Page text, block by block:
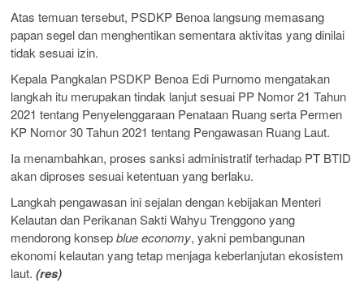
Atas temuan tersebut, PSDKP Benoa langsung memasang
papan segel dan menghentikan sementara aktivitas yang dinilai
tidak sesuai izin.
Kepala Pangkalan PSDKP Benoa Edi Purnomo mengatakan
langkah itu merupakan tindak lanjut sesuai PP Nomor 21 Tahun
2021 tentang Penyelenggaraan Penataan Ruang serta Permen
KP Nomor 30 Tahun 2021 tentang Pengawasan Ruang Laut.
Ia menambahkan, proses sanksi administratif terhadap PT BTID
akan diproses sesuai ketentuan yang berlaku.
Langkah pengawasan ini sejalan dengan kebijakan Menteri
Kelautan dan Perikanan Sakti Wahyu Trenggono yang
mendorong konsepblue economy, yakni pembangunan
ekonomi kelautan yang tetap menjaga keberlanjutan ekosistem
laut.(res)